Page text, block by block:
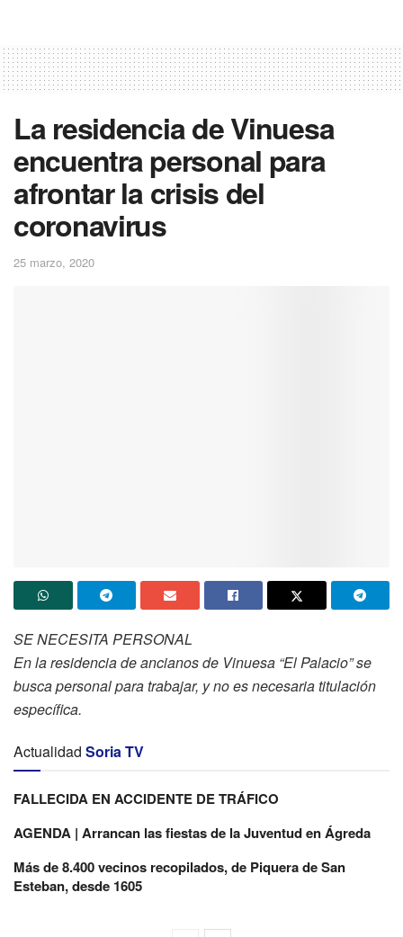
La residencia de Vinuesa
encuentra personal para
afrontar la crisis del
coronavirus
25 marzo, 2020
SE NECESITA PERSONAL
En la residencia de ancianos de Vinuesa “El Palacio” se
busca personal para trabajar, y no es necesaria titulación
específica.
Actualidad Soria TV
FALLECIDA EN ACCIDENTE DE TRÁFICO
AGENDA | Arrancan las fiestas de la Juventud en Ágreda
Más de 8.400 vecinos recopilados, de Piquera de San
Esteban, desde 1605